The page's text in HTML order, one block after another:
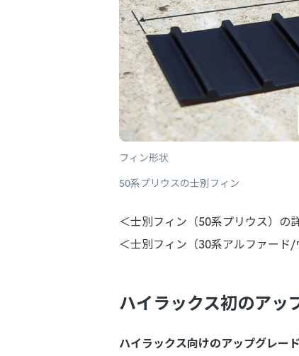
50系プリウスの士別フィン
＜士別フィン（50系プリウス）の
＜士別フィン（30系アルファード
ハイラックス初のアッ
ハイラックス向けのアップグレー